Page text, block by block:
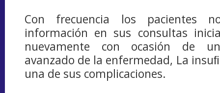
Con frecuencia los pacientes
información en sus consultas
nuevamente con ocasión de
avanzado de la enfermedad, La
una de sus complicaciones.